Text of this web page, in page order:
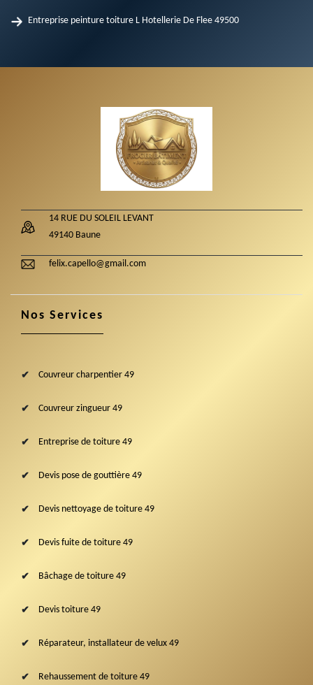
Entreprise peinture toiture L Hotellerie De Flee 49500
14 RUE DU SOLEIL LEVANT
49140 Baune
felix.capello@gmail.com
Nos Services
Couvreur charpentier 49
Couvreur zingueur 49
Entreprise de toiture 49
Devis pose de gouttière 49
Devis nettoyage de toiture 49
Devis fuite de toiture 49
Bâchage de toiture 49
Devis toiture 49
Réparateur, installateur de velux 49
Rehaussement de toiture 49